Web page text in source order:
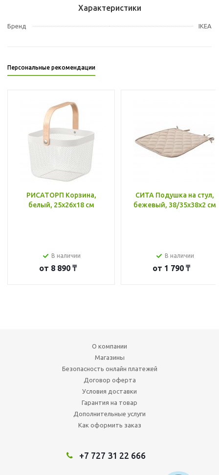
Характеристики
Бренд IKEA
Персональные рекомендации
РИСАТОРП Корзина,
белый, 25x26x18 см
В наличии
от 8 890 ₸
СИТА Подушка на стул,
бежевый, 38/35x38x2 см
В наличии
от 1 790 ₸
О компании
Магазины
Безопасность онлайн платежей
Договор оферта
Условия доставки
Гарантия на товар
Дополнительные услуги
Как оформить заказ
+7 727 31 22 666